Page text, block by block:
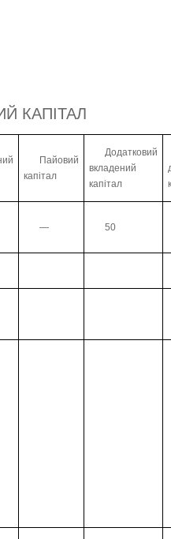
КАПІТАЛ
Пайовий
капітал
Додатковий
вкладений
капітал
— 50